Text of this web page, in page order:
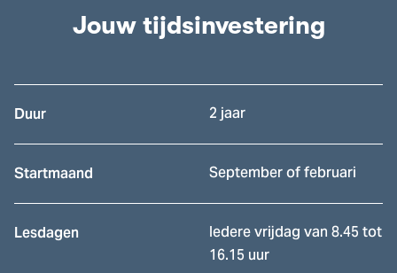
Jouw tijdsinvestering
Duur 2 jaar
Startmaand September of februari
Lesdagen Iedere vrijdag van 8.45 tot
16.15 uur